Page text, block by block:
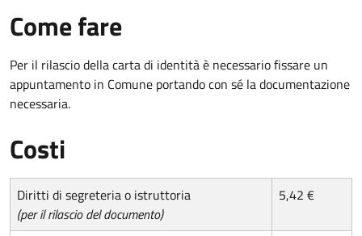
Come fare
Per il rilascio della carta di identità è necessario fissare un
appuntamento in Comune portando con sé la documentazione
necessaria.
Costi
Diritti di segreteria o istruttoria
(per il rilascio del documento)
5,42 €